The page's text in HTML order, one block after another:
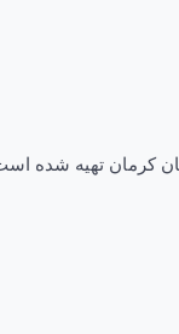
کرمان تهیه شده